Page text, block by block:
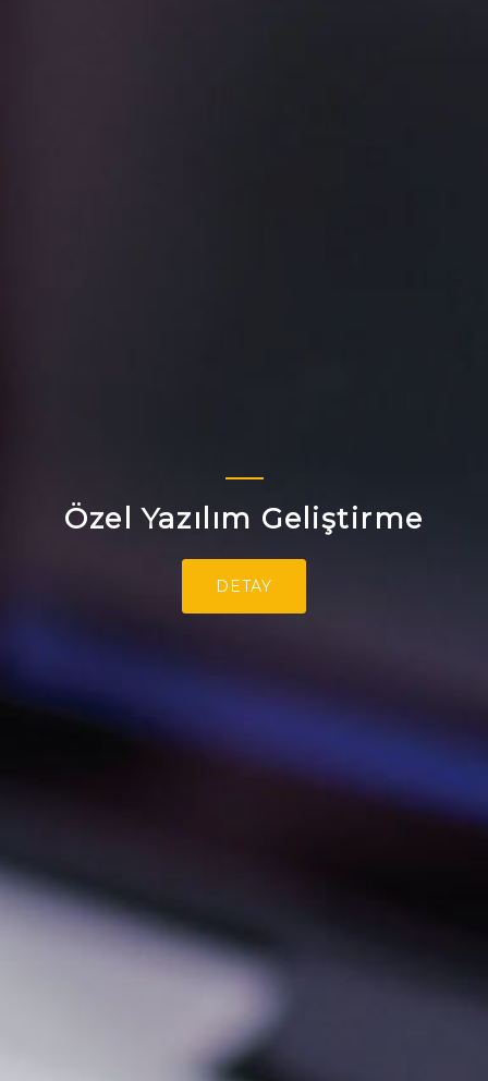
Özel Yazılım Geliştirme
DETAY